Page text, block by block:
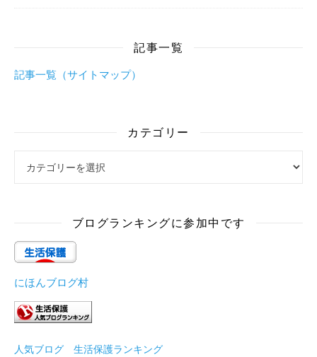
記事一覧
記事一覧（サイトマップ）
カテゴリー
ブログランキングに参加中です
にほんブログ村
人気ブログ 生活保護ランキング